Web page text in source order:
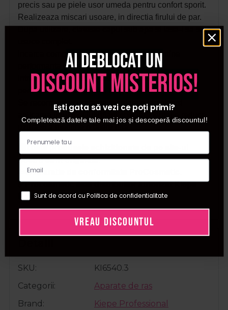
precis sau pe piele usor umeda pentru confort sporit.
Realizeaza miscari usoare, in directia firului de par.
Dupa utilizare, clateste capul sub apa si lasa-l sa se
Incarca complet dispozitivul pentru a mentine
performanta optima.
Intretinerea corecta este esentiala pentru a asigura
performante constante in timp.
Se recomanda curatarea regulata a lamelor si
aplicarea unui ulei lubrifiant special, pentru a reduce
nostru sunt originale.
📜Declaratie de conformitate ProCosmetic.
✅Procosmetic este distribuitor autorizat Kiepe
Professional.
SKU
KI6540.3
Categorii
Aparate de ras
Brand
Kiepe Professional
Ai deblocat un
discount misterios!
Ești gata să vezi ce poți primi?
Completează datele tale mai jos și descoperă discountul!
Sunt de acord cu Politica de confidentialitate
VREAU DISCOUNTUL